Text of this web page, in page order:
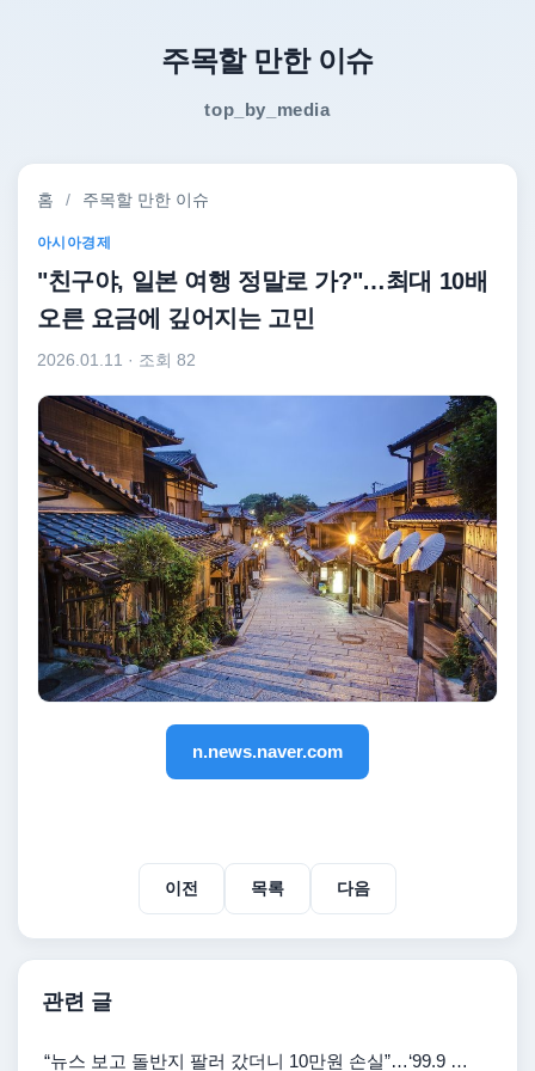
주목할 만한 이슈
top_by_media
홈 / 주목할 만한 이슈
아시아경제
"친구야, 일본 여행 정말로 가?"…최대 10배
오른 요금에 깊어지는 고민
2026.01.11 · 조회 82
n.news.naver.com
이전 목록 다음
관련 글
“뉴스 보고 돌반지 팔러 갔더니 10만원 손실”…‘99.9 …